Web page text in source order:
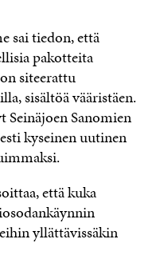
sai tiedon, että
pakotteita
siteerattu
sisältöä vääristäen.
Sanomien
kyseinen uutinen
että kuka
yllättävissäkin